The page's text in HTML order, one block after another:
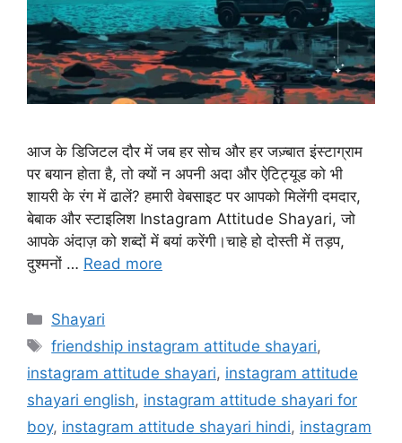
आज के डिजिटल दौर में जब हर सोच और हर जज़्बात इंस्टाग्राम
पर बयान होता है, तो क्यों न अपनी अदा और ऐटिट्यूड को भी
शायरी के रंग में ढालें? हमारी वेबसाइट पर आपको मिलेंगी दमदार,
बेबाक और स्टाइलिश Instagram Attitude Shayari, जो
आपके अंदाज़ को शब्दों में बयां करेंगी।चाहे हो दोस्ती में तड़प,
दुश्मनों … Read more
Categories
Shayari
Tags
friendship instagram attitude shayari,
instagram attitude shayari, instagram attitude
shayari english, instagram attitude shayari for
boy, instagram attitude shayari hindi, instagram